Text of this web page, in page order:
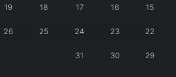
15
16
17
18
19
22
23
24
25
26
29
30
31